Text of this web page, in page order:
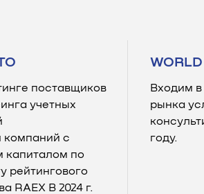
поставщиков
учетных
компаний с
капиталом по
рейтингового
RAEX B 2024 г.
Входим в
рынка
году.